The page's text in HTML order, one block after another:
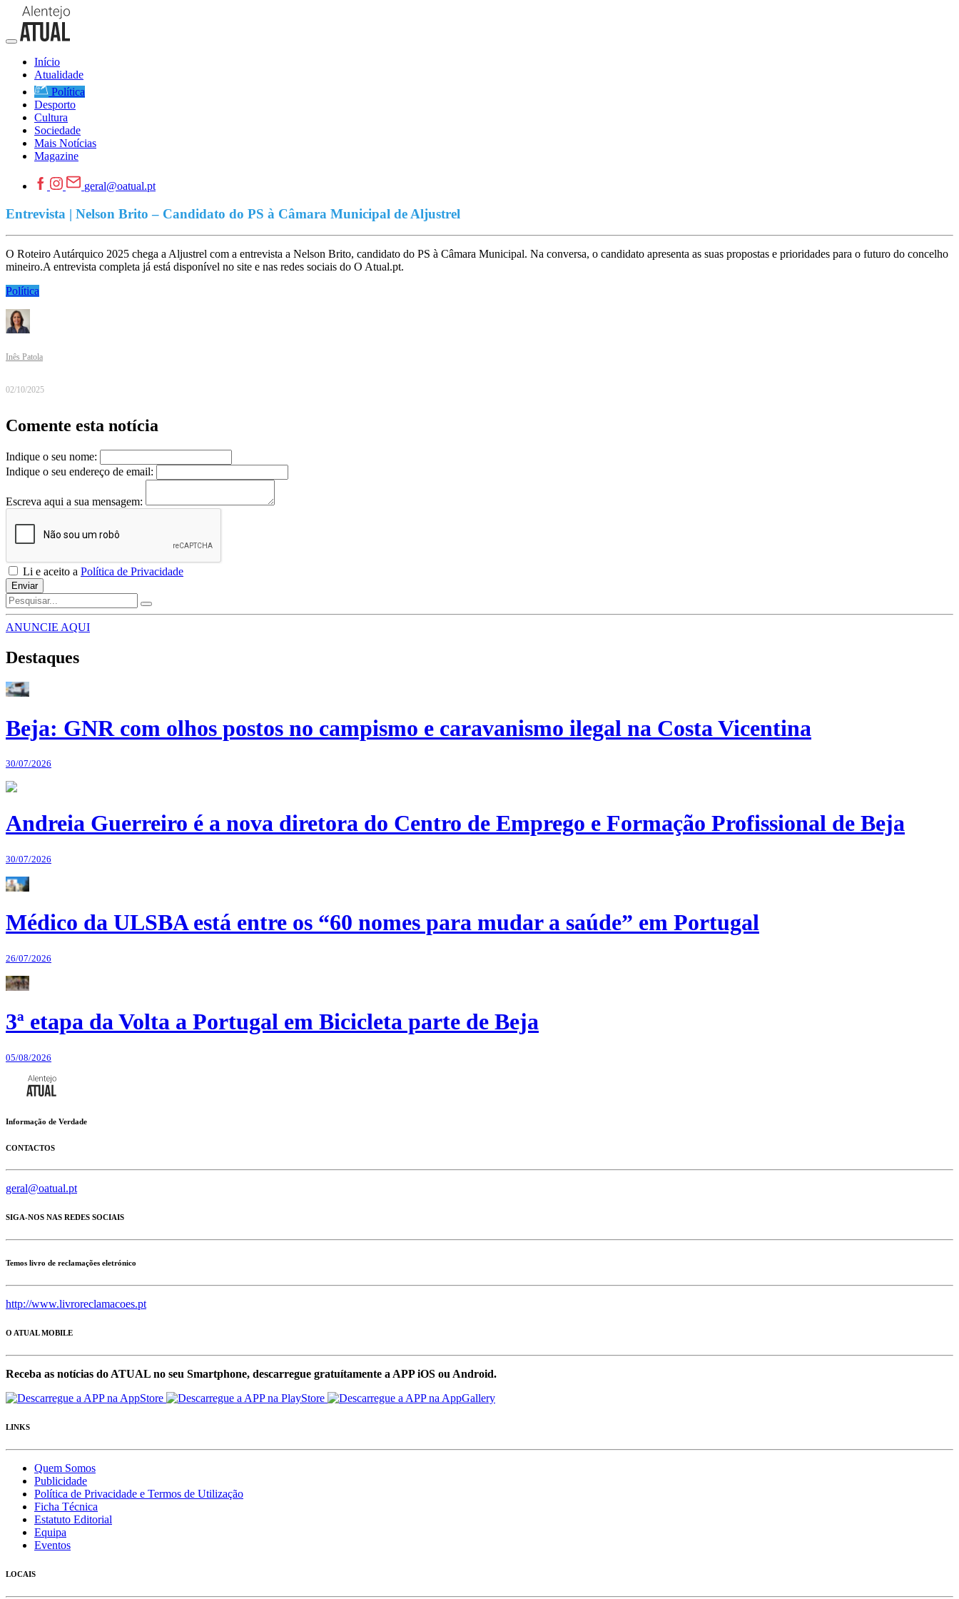
Início
Atualidade
Política
Desporto
Cultura
Sociedade
Mais Notícias
Magazine
geral@oatual.pt
Entrevista | Nelson Brito – Candidato do PS à Câmara Municipal de Aljustrel
O Roteiro Autárquico 2025 chega a Aljustrel com a entrevista a Nelson Brito, candidato do PS à Câmara Municipal. Na conversa, o candidato apresenta as suas propostas e prioridades para o futuro do concelho
mineiro.A entrevista completa já está disponível no site e nas redes sociais do O Atual.pt.
Política
Inês Patola
02/10/2025
Comente esta notícia
Indique o seu nome:
Indique o seu endereço de email:
Escreva aqui a sua mensagem:
Li e aceito a Política de Privacidade
Enviar
ANUNCIE AQUI
Destaques
Beja: GNR com olhos postos no campismo e caravanismo ilegal na Costa Vicentina
30/07/2026
Andreia Guerreiro é a nova diretora do Centro de Emprego e Formação Profissional de Beja
30/07/2026
Médico da ULSBA está entre os “60 nomes para mudar a saúde” em Portugal
26/07/2026
3ª etapa da Volta a Portugal em Bicicleta parte de Beja
05/08/2026
Informação de Verdade
CONTACTOS
geral@oatual.pt
SIGA-NOS NAS REDES SOCIAIS
Temos livro de reclamações eletrónico
http://www.livroreclamacoes.pt
O ATUAL MOBILE
Receba as notícias do ATUAL no seu Smartphone, descarregue gratuítamente a APP iOS ou Android.
LINKS
Quem Somos
Publicidade
Política de Privacidade e Termos de Utilização
Ficha Técnica
Estatuto Editorial
Equipa
Eventos
LOCAIS